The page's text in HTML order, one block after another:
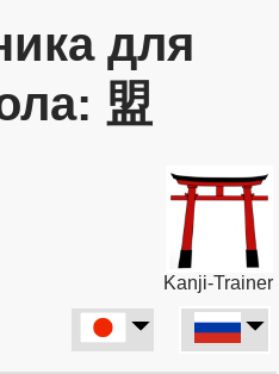
для
盟
Kanji-Trainer